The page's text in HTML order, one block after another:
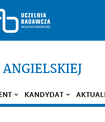
KANDYDAT